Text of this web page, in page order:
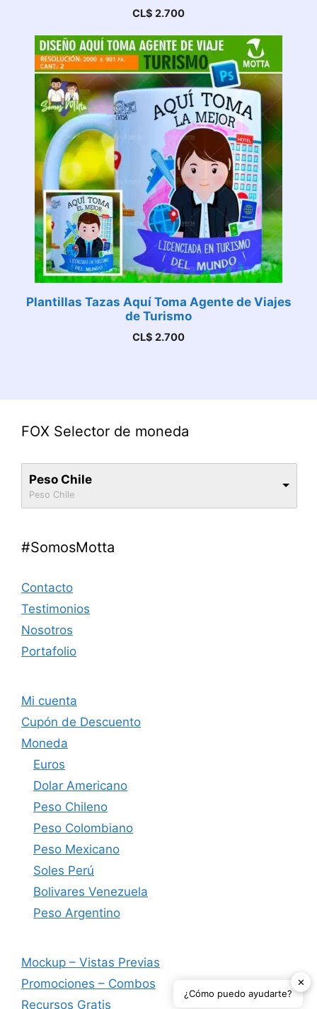
CL$ 2.700
Plantillas Tazas Aquí Toma Agente de Viajes
de Turismo
CL$ 2.700
FOX Selector de moneda
Peso Chile
Peso Chile
#SomosMotta
Contacto
Testimonios
Nosotros
Portafolio
Mi cuenta
Cupón de Descuento
Moneda
Euros
Dolar Americano
Peso Chileno
Peso Colombiano
Peso Mexicano
Soles Perú
Bolivares Venezuela
Peso Argentino
Mockup – Vistas Previas
Promociones – Combos
Recursos Gratis
✕
¿Cómo puedo ayudarte?